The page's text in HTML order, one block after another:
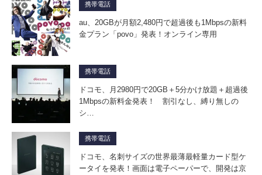
携帯電話
au、20GBが月額2,480円で超過後も1Mbpsの新料
金プラン「povo」発表！オンライン専用
携帯電話
ドコモ、月2980円で20GB＋5分かけ放題＋超過後
1Mbpsの新料金発表！ 割引なし、縛り無しの
シ…
携帯電話
ドコモ、名刺サイズの世界最薄最軽量カード型ケ
ータイを発表！画面は電子ペーパーで、開発は京